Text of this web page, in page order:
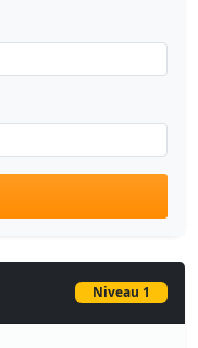
Niveau 1